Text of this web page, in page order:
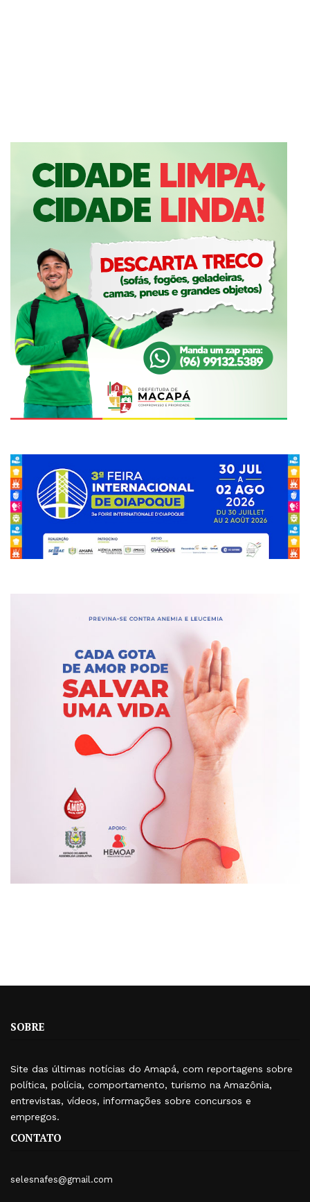
SOBRE
Site das últimas notícias do Amapá, com reportagens sobre
política, polícia, comportamento, turismo na Amazônia,
entrevistas, vídeos, informações sobre concursos e
empregos.
CONTATO
selesnafes@gmail.com